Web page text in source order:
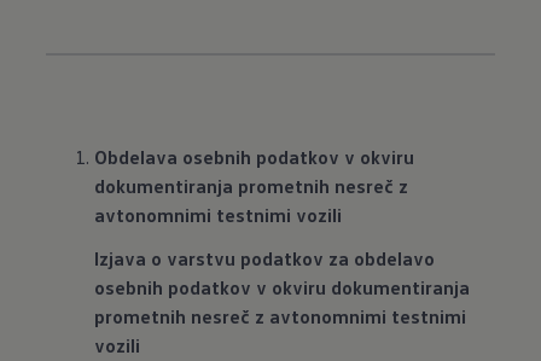
Obdelava osebnih podatkov v okviru
dokumentiranja prometnih nesreč z
avtonomnimi testnimi vozili
Izjava o varstvu podatkov za obdelavo
osebnih podatkov v okviru dokumentiranja
prometnih nesreč z avtonomnimi testnimi
vozili